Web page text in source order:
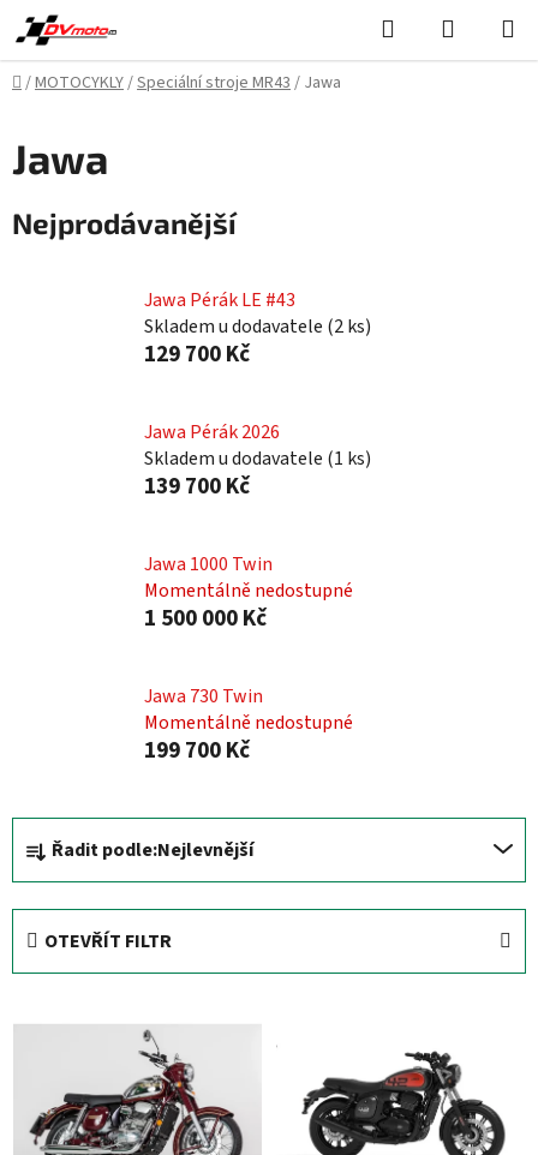
Přejít
na
obsah
Hledat
KOŠÍK
Domů
/MOTOCYKLY/Speciální stroje MR43/ Jawa
Jawa
Nejprodávanější
Jawa Pérák LE #43
Skladem u dodavatele (2 ks)
129 700 Kč
Jawa Pérák 2026
Skladem u dodavatele (1 ks)
139 700 Kč
Jawa 1000 Twin
Momentálně nedostupné
1 500 000 Kč
Jawa 730 Twin
Momentálně nedostupné
199 700 Kč
Ř
a
z
p
Řadit podle:Nejlevnější
OTEVŘÍT FILTR